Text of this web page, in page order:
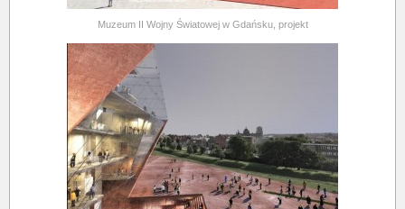
Muzeum II Wojny Światowej w Gdańsku, projekt